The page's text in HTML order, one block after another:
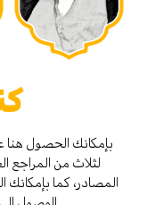
بإمكانك الحصول هنا
لثلاث من المراجع
المصادر، كما